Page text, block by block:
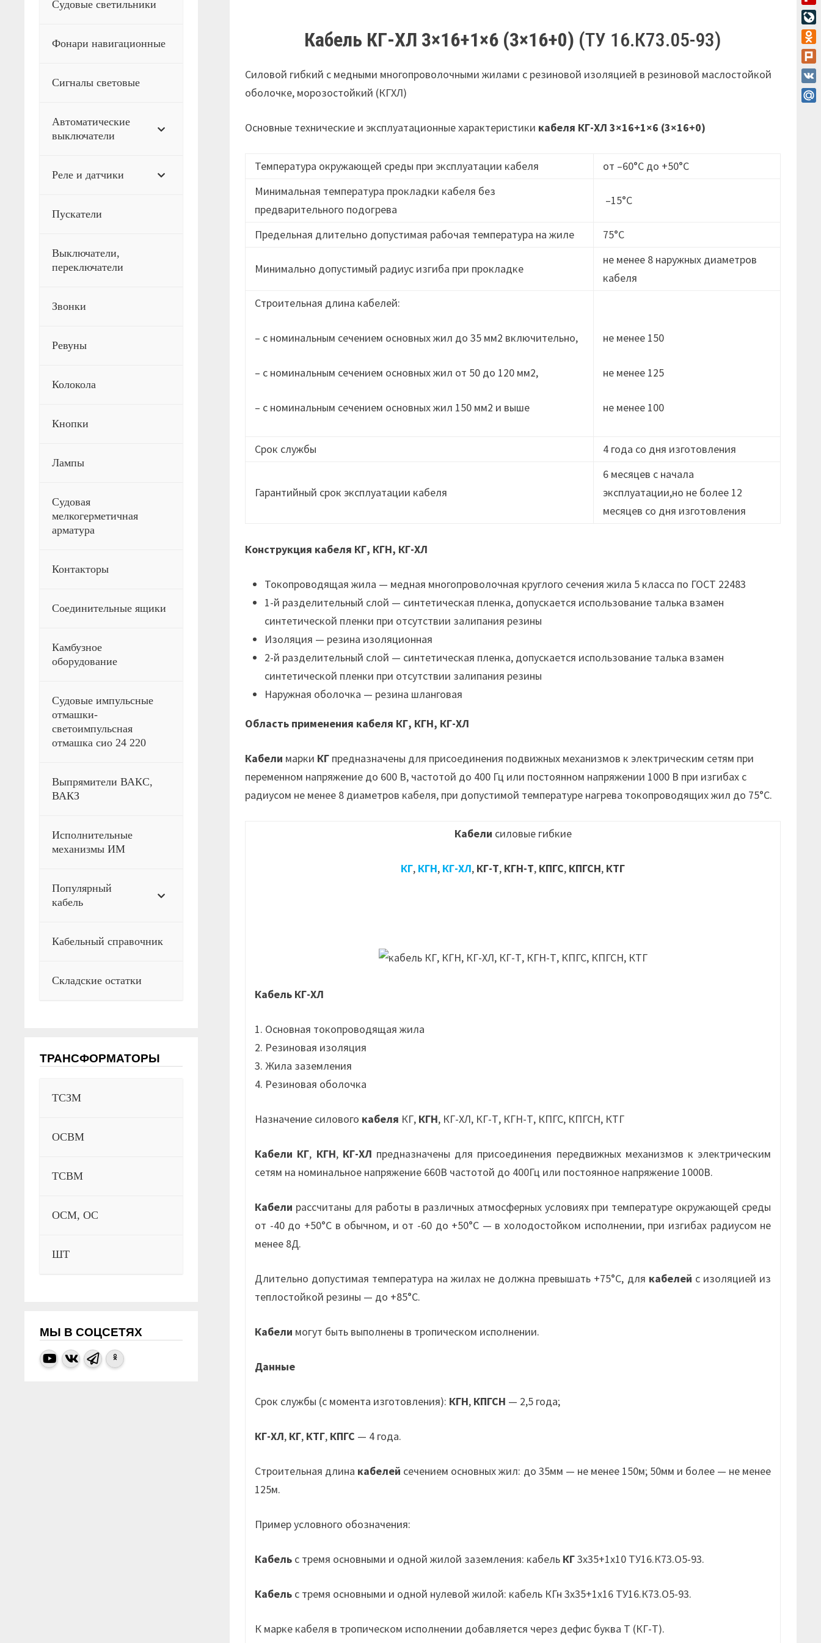
Кабель КГ-ХЛ 3×16+1×6 (3×16+0) (ТУ 16.К73.05-93)
Cиловой гибкий с медными многопроволочными жилами с резиновой изоляцией в резиновой маслостойкой
оболочке, морозостойкий (КГХЛ)
Основные технические и эксплуатационные характеристики кабеля КГ-ХЛ 3×16+1×6 (3×16+0)
Температура окружающей среды при эксплуатации кабеля
от –60°С до +50°С
Минимальная температура прокладки кабеля без
предварительного подогрева
–15°С
Предельная длительно допустимая рабочая температура на жиле 75°С
Минимально допустимый радиус изгиба при прокладке
не менее 8 наружных диаметров
кабеля
Строительная длина кабелей:
– с номинальным сечением основных жил до 35 мм2 включительно,
– с номинальным сечением основных жил от 50 до 120 мм2,
– с номинальным сечением основных жил 150 мм2 и выше
не менее 150
не менее 125
не менее 100
Срок службы 4 года со дня изготовления
Гарантийный срок эксплуатации кабеля
6 месяцев с начала
эксплуатации,но не более 12
месяцев cо дня изготовления
Конструкция кабеля КГ, КГН, КГ-ХЛ
Токопроводящая жила — медная многопроволочная круглого сечения жила 5 класса по ГОСТ 22483
1-й разделительный слой — синтетическая пленка, допускается использование талька взамен
синтетической пленки при отсутствии залипания резины
Изоляция — резина изоляционная
2-й разделительный слой — синтетическая пленка, допускается использование талька взамен
синтетической пленки при отсутствии залипания резины
Наружная оболочка — резина шланговая
Область применения кабеля КГ, КГН, КГ-ХЛ
Кабели марки КГ предназначены для присоединения подвижных механизмов к электрическим сетям при
переменном напряжение до 600 В, частотой до 400 Гц или постоянном напряжении 1000 В при изгибах с
радиусом не менее 8 диаметров кабеля, при допустимой температуре нагрева токопроводящих жил до 75°С.
Кабели силовые гибкие
КГ, КГН, КГ-ХЛ, КГ-Т, КГН-Т, КПГС, КПГСН, КТГ
Кабель КГ-ХЛ
1. Основная токопроводящая жила
2. Резиновая изоляция
3. Жила заземления
4. Резиновая оболочка
Назначение силового кабеля КГ, КГН, КГ-ХЛ, КГ-Т, КГН-Т, КПГС, КПГСН, КТГ
Кабели КГ, КГН, КГ-ХЛ предназначены для присоединения передвижных механизмов к электрическим
сетям на номинальное напряжение 660В частотой до 400Гц или постоянное напряжение 1000В.
Кабели рассчитаны для работы в различных атмосферных условиях при температуре окружающей среды
от -40 до +50°С в обычном, и от -60 до +50°С — в холодостойком исполнении, при изгибах радиусом не
менее 8Д.
Длительно допустимая температура на жилах не должна превышать +75°С, для кабелей с изоляцией из
теплостойкой резины — до +85°С.
Кабели могут быть выполнены в тропическом исполнении.
Данные
Срок службы (с момента изготовления): КГН, КПГСН — 2,5 года;
КГ-ХЛ, КГ, КТГ, КПГС — 4 года.
Строительная длина кабелей сечением основных жил: до 35мм — не менее 150м; 50мм и более — не менее
125м.
Пример условного обозначения:
Кабель с тремя основными и одной жилой заземления: кабель КГ3х35+1х10 ТУ16.К73.О5-93.
Кабель с тремя основными и одной нулевой жилой: кабель КГн 3х35+1х16 ТУ16.К73.О5-93.
К марке кабеля в тропическом исполнении добавляется через дефис буква Т (КГ-Т).
Судовые светильники
Фонари навигационные
Сигналы световые
Автоматические
выключатели
Реле и датчики
Пускатели
Выключатели,
переключатели
Звонки
Ревуны
Колокола
Кнопки
Лампы
Судовая
мелкогерметичная
арматура
Контакторы
Соединительные ящики
Камбузное
оборудование
Судовые импульсные
отмашки-
светоимпульсная
отмашка сио 24 220
Выпрямители ВАКС,
ВАКЗ
Исполнительные
механизмы ИМ
Популярный
кабель
Кабельный справочник
Складские остатки
ТРАНСФОРМАТОРЫ
ТСЗМ
ОСВМ
ТСВМ
ОСМ, ОС
ШТ
МЫ В СОЦСЕТЯХ
VK